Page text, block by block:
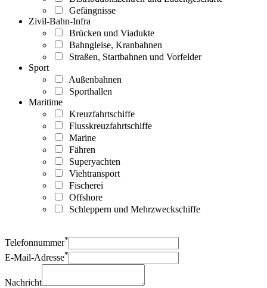
Gefängnisse
Zivil-Bahn-Infra
Brücken und Viadukte
Bahngleise, Kranbahnen
Straßen, Startbahnen und Vorfelder
Sport
Außenbahnen
Sporthallen
Maritime
Kreuzfahrtschiffe
Flusskreuzfahrtschiffe
Marine
Fähren
Superyachten
Viehtransport
Fischerei
Offshore
Schleppern und Mehrzweckschiffe
Telefonnummer*
E-Mail-Adresse*
Nachricht